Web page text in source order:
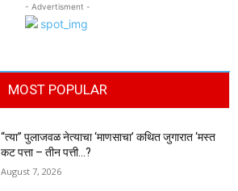
- Advertisment -
MOST POPULAR
“त्या” पुलाजवळ नेत्याचा ‘माणसाचा’ कथित जुगारात ‘मस्त
कट पत्ता – तीन पत्ती…?
August 7, 2026